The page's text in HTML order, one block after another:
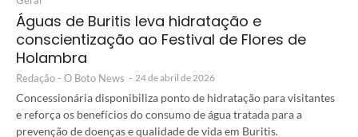
Águas de Buritis leva hidratação e
conscientização ao Festival de Flores de
Holambra
Redação - O Boto News - 24 de abril de 2026
Concessionária disponibiliza ponto de hidratação para visitantes
e reforça os benefícios do consumo de água tratada para a
prevenção de doenças e qualidade de vida em Buritis.